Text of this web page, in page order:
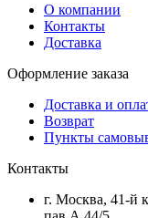
О компании
Контакты
Доставка
Оформление заказа
Доставка и
Возврат
Пункты
Контакты
г. Москва, 41-